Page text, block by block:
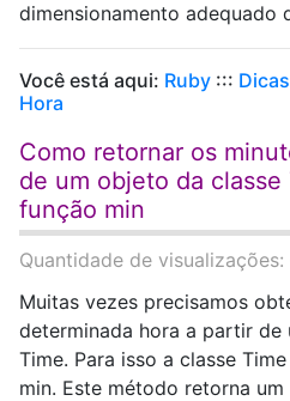
dimensionamento adequado
Você está aqui: Ruby :::
Hora
Como retornar os
de um objeto da classe
função min
Quantidade de visualizações:
Muitas vezes precisamos
determinada hora a partir
Time. Para isso a classe
min. Este método retorna